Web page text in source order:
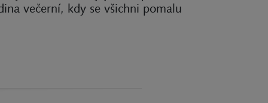
večerní, kdy se všichni pomalu